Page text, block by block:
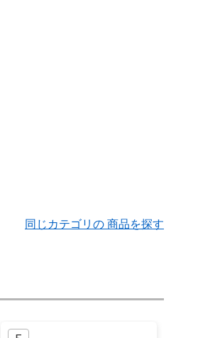
同じカテゴリの 商品を探す